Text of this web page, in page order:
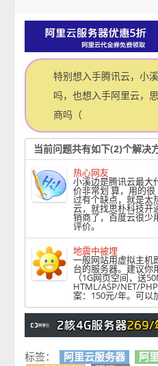
特别想入手腾讯云，小
吗，也想入手阿里云，
商吗（
当前问题共有如下(2)个解决
热心网友
小溪边是腾讯云最大
价非常划 算，用的
过有个缺点，就是太
云，就找思朴科技开
销商了，百度云很少
评价。
地震中被埋
一般网站用虚拟主机
台的服务器。建议你
（1G网页空间，送
HTML/ASP/NET/
案：150元/年。可以
标签： 阿里云服务器 阿